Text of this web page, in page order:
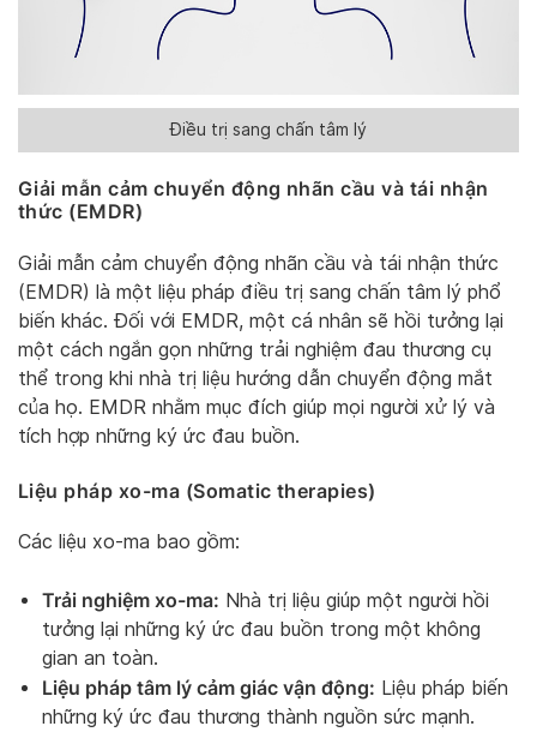
Điều trị sang chấn tâm lý
Giải mẫn cảm chuyển động nhãn cầu và tái nhận
thức (EMDR)
Giải mẫn cảm chuyển động nhãn cầu và tái nhận thức
(EMDR) là một liệu pháp điều trị sang chấn tâm lý phổ
biến khác. Đối với EMDR, một cá nhân sẽ hồi tưởng lại
một cách ngắn gọn những trải nghiệm đau thương cụ
thể trong khi nhà trị liệu hướng dẫn chuyển động mắt
của họ. EMDR nhằm mục đích giúp mọi người xử lý và
tích hợp những ký ức đau buồn.
Liệu pháp xo-ma (Somatic therapies)
Các liệu xo-ma bao gồm:
Trải nghiệm xo-ma: Nhà trị liệu giúp một người hồi
tưởng lại những ký ức đau buồn trong một không
gian an toàn.
Liệu pháp tâm lý cảm giác vận động: Liệu pháp biến
những ký ức đau thương thành nguồn sức mạnh.